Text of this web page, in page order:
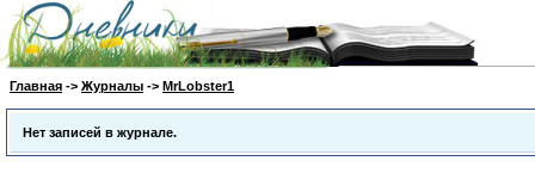
Главная -> Журналы -> MrLobster1
Нет записей в журнале.